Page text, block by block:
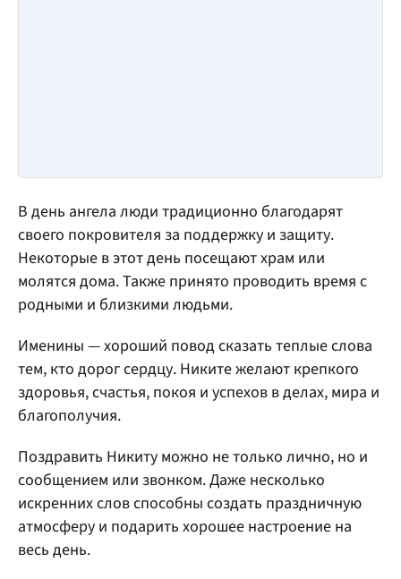
В день ангела люди традиционно благодарят
своего покровителя за поддержку и защиту.
Некоторые в этот день посещают храм или
молятся дома. Также принято проводить время с
родными и близкими людьми.
Именины — хороший повод сказать теплые слова
тем, кто дорог сердцу. Никите желают крепкого
здоровья, счастья, покоя и успехов в делах, мира и
благополучия.
Поздравить Никиту можно не только лично, но и
сообщением или звонком. Даже несколько
искренних слов способны создать праздничную
атмосферу и подарить хорошее настроение на
весь день.